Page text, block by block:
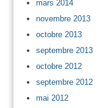
mars 2014
novembre 2013
octobre 2013
septembre 2013
octobre 2012
septembre 2012
mai 2012